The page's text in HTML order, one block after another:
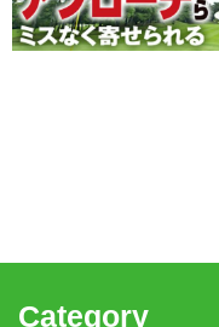
Category